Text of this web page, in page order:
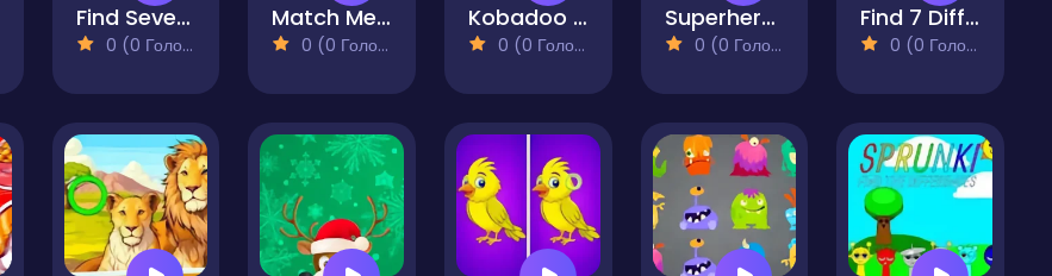
Find Seven Differences
0 (0 Голосів)
Match Memory
0 (0 Голосів)
Kobadoo Emojis
0 (0 Голосів)
Superhero Memory Match
0 (0 Голосів)
Find 7 Differences Game
0 (0 Голосів)